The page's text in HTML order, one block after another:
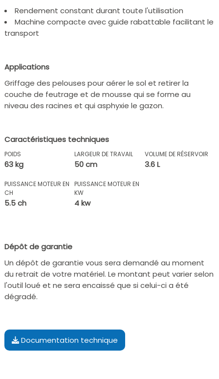
Rendement constant durant toute l'utilisation
Machine compacte avec guide rabattable facilitant le
transport
Applications
Griffage des pelouses pour aérer le sol et retirer la
couche de feutrage et de mousse qui se forme au
niveau des racines et qui asphyxie le gazon.
Caractéristiques techniques
POIDS
63 kg
LARGEUR DE TRAVAIL
50 cm
VOLUME DE RÉSERVOIR
3.6 L
PUISSANCE MOTEUR EN
CH
5.5 ch
PUISSANCE MOTEUR EN
KW
4 kw
Dépôt de garantie
Un dépôt de garantie vous sera demandé au moment
du retrait de votre matériel. Le montant peut varier selon
l'outil loué et ne sera encaissé que si celui-ci a été
dégradé.
Documentation technique